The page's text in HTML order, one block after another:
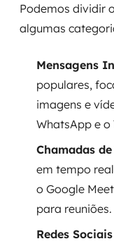
Podemos dividir
algumas
Mensagens
populares,
imagens e
WhatsApp e o
Chamadas
em tempo
o Google
para reuniões.
Redes